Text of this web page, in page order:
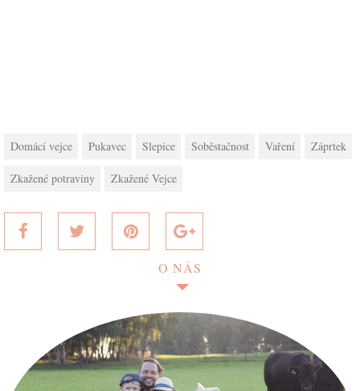
Domácí vejce Pukavec Slepice Soběstačnost Vaření Záprtek
Zkažené potraviny Zkažené Vejce
O NÁS